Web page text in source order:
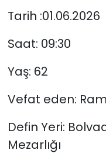
Tarih :01.06.2026
Saat: 09:30
Yaş: 62
Vefat eden:
Defin Yeri:
Mezarlığı